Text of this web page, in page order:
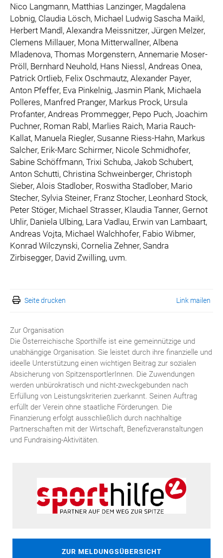
Nico Langmann, Matthias Lanzinger, Magdalena
Lobnig, Claudia Lösch, Michael Ludwig Sascha Maikl,
Herbert Mandl, Alexandra Meissnitzer, Jürgen Melzer,
Clemens Millauer, Mona Mitterwallner, Albena
Mladenova, Thomas Morgenstern, Annemarie Moser-
Pröll, Bernhard Neuhold, Hans Niessl, Andreas Onea,
Patrick Ortlieb, Felix Oschmautz, Alexander Payer,
Anton Pfeffer, Eva Pinkelnig, Jasmin Plank, Michaela
Polleres, Manfred Pranger, Markus Prock, Ursula
Profanter, Andreas Prommegger, Pepo Puch, Joachim
Puchner, Roman Rabl, Marlies Raich, Maria Rauch-
Kallat, Manuela Riegler, Susanne Riess-Hahn, Markus
Salcher, Erik-Marc Schirmer, Nicole Schmidhofer,
Sabine Schöffmann, Trixi Schuba, Jakob Schubert,
Anton Schutti, Christina Schweinberger, Christoph
Sieber, Alois Stadlober, Roswitha Stadlober, Mario
Stecher, Sylvia Steiner, Franz Stocher, Leonhard Stock,
Peter Stöger, Michael Strasser, Klaudia Tanner, Gernot
Uhlir, Daniela Ulbing, Lara Vadlau, Erwin van Lambaart,
Andreas Vojta, Michael Walchhofer, Fabio Wibmer,
Konrad Wilczynski, Cornelia Zehner, Sandra
Zirbisegger, David Zwilling, uvm.
Seite drucken Link mailen
Zur Organisation
Die Österreichische Sporthilfe ist eine gemeinnützige und
unabhängige Organisation. Sie leistet durch ihre finanzielle und
ideelle Unterstützung einen wichtigen Beitrag zur sozialen
Absicherung von SpitzensportlerInnen. Die Zuwendungen
werden unbürokratisch und nicht-zweckgebunden nach
Erfüllung von Leistungskriterien zuerkannt. Seinen Auftrag
erfüllt der Verein ohne staatliche Förderungen. Die
Finanzierung erfolgt ausschließlich durch nachhaltige
Partnerschaften mit der Wirtschaft, Benefizveranstaltungen
und Fundraising-Aktivitäten.
ZUR MELDUNGSÜBERSICHT